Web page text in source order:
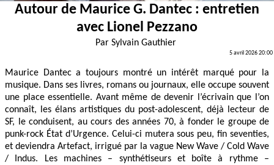
Autour de Maurice G. Dantec : entretien
avec Lionel Pezzano
Par Sylvain Gauthier
5 avril 2026 20:00
Maurice Dantec a toujours montré un intérêt marqué pour la
musique. Dans ses livres, romans ou journaux, elle occupe souvent
une place essentielle. Avant même de devenir l’écrivain que l’on
connaît, les élans artistiques du post-adolescent, déjà lecteur de
SF, le conduisent, au cours des années 70, à fonder le groupe de
punk-rock État d’Urgence. Celui-ci mutera sous peu, fin seventies,
et deviendra Artefact, irrigué par la vague New Wave / Cold Wave
/ Indus. Les machines – synthétiseurs et boîte à rythme –